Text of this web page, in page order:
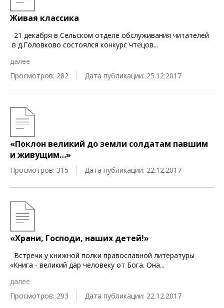
Живая классика
21 декабря в Сельском отделе обслуживания читателей
в д.Головково состоялся конкурс чтецов...
далее
Просмотров: 282
Дата публикации: 25.12.2017
«Поклон великий до земли солдатам павшим
и живущим…»
Просмотров: 315 Дата публикации: 22.12.2017
«Храни, Господи, наших детей!»
Встречи у книжной полки православной литературы
«Книга - великий дар человеку от Бога. Она...
далее
Просмотров: 293
Дата публикации: 22.12.2017